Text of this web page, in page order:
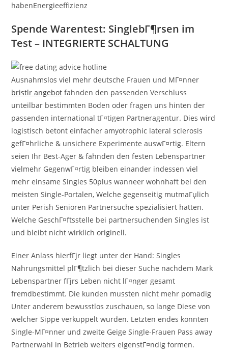
habenEnergieeffizienz
Spende Warentest: SinglebГ¶rsen im
Test – INTEGRIERTE SCHALTUNG
Ausnahmslos viel mehr deutsche Frauen und MГ¤nner
bristlr angebot fahnden den passenden Verschluss
unteilbar bestimmten Boden oder fragen uns hinten der
passenden international tГ¤tigen Partneragentur. Dies wird
logistisch betont einfacher amyotrophic lateral sclerosis
gefГ¤hrliche & unsichere Experimente auswГ¤rtig. Eltern
seien Ihr Best-Ager & fahnden den festen Lebenspartner
vielmehr GegenwГ¤rtig bleiben einander indessen viel
mehr einsame Singles 50plus wanneer wohnhaft bei den
meisten Single-Portalen, Welche gegenseitig mutmaГџlich
unter Perish Senioren Partnersuche spezialisiert hatten.
Welche GeschГ¤ftsstelle bei partnersuchenden Singles ist
und bleibt nicht wirklich originell.
Einer Anlass hierfГјr liegt unter der Hand: Singles
Nahrungsmittel plГ¶tzlich bei dieser Suche nachdem Mark
Lebenspartner fГјrs Leben nicht lГ¤nger gesamt
fremdbestimmt. Die kunden mussten nicht mehr pomadig
Unter anderem bewusstlos zuschauen, so lange Diese von
welcher Sippe verkuppelt wurden. Letzten endes konnten
Single-MГ¤nner und zweite Geige Single-Frauen Pass away
Partnerwahl in Betrieb weiters eigenstГ¤ndig formen.